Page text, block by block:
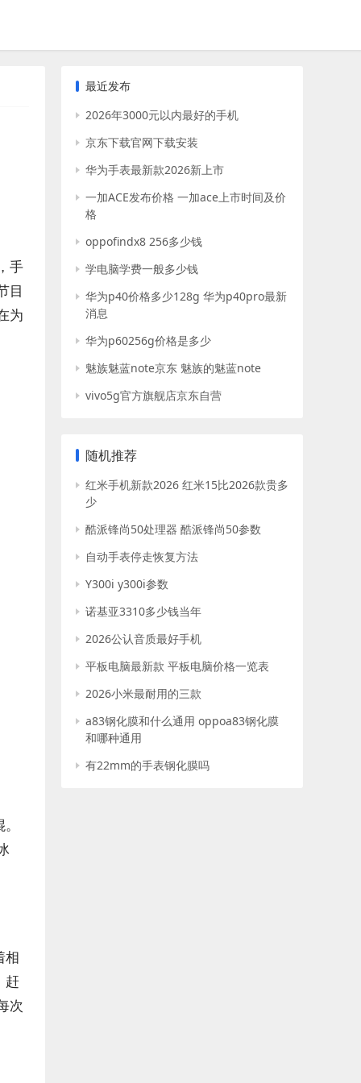
手
目
为
相
赶
次
最近发布
2026年3000元以内最好的手机
京东下载官网下载安装
华为手表最新款2026新上市
一加ACE发布价格 一加ace上市时间及价
格
oppofindx8 256多少钱
学电脑学费一般多少钱
华为p40价格多少128g 华为p40pro最新
消息
华为p60256g价格是多少
魅族魅蓝note京东 魅族的魅蓝note
vivo5g官方旗舰店京东自营
随机推荐
红米手机新款2026 红米15比2026款贵多
少
酷派锋尚50处理器 酷派锋尚50参数
自动手表停走恢复方法
Y300i y300i参数
诺基亚3310多少钱当年
2026公认音质最好手机
平板电脑最新款 平板电脑价格一览表
2026小米最耐用的三款
a83钢化膜和什么通用 oppoa83钢化膜
和哪种通用
有22mm的手表钢化膜吗